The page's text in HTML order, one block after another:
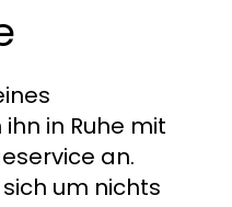
in Ruhe mit
an.
um nichts